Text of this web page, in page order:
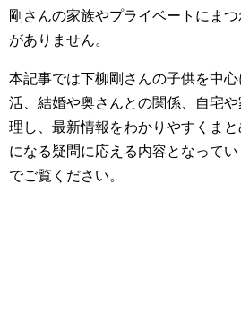
剛さんの家族やプライベートにま
がありません。
本記事では下柳剛さんの子供を中
活、結婚や奥さんとの関係、自宅
理し、最新情報をわかりやすくま
になる疑問に応える内容となって
でご覧ください。